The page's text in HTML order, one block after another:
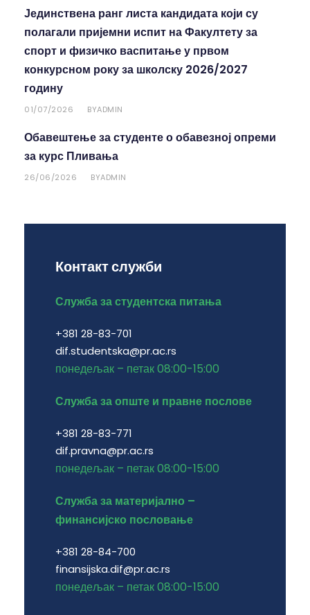
Јединствена ранг листа кандидата који су
полагали пријемни испит на Факултету за
спорт и физичко васпитање у првом
конкурсном року за школску 2026/2027
годину
01/07/2026 BYADMIN
Обавештење за студенте о обавезној опреми
за курс Пливања
26/06/2026 BYADMIN
Контакт служби
Служба за студентска питања
+381 28-83-701
dif.studentska@pr.ac.rs
понедељак – петак 08:00-15:00
Служба за опште и правне послове
+381 28-83-771
dif.pravna@pr.ac.rs
понедељак – петак 08:00-15:00
Служба за материјално –
финансијско пословање
+381 28-84-700
finansijska.dif@pr.ac.rs
понедељак – петак 08:00-15:00